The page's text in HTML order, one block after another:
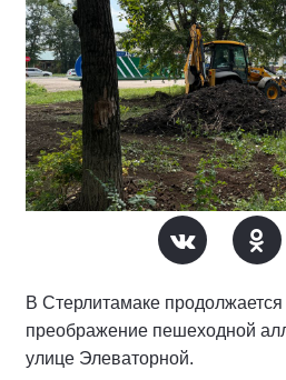
В Стерлитамаке
преображение пешеходной
улице Элеваторной.